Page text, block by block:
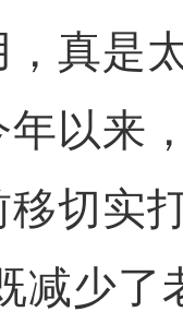
，真是
来，
移切实
减少